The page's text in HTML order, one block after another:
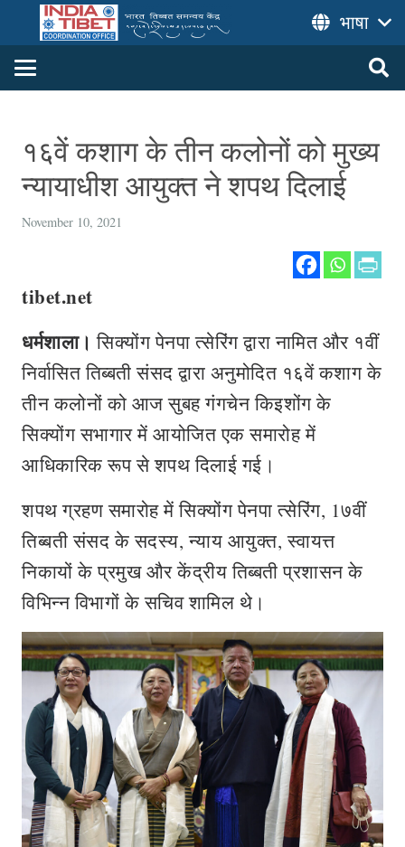
भाषा
१६वें कशाग के तीन कलोनों को मुख्य
न्यायाधीश आयुक्त ने शपथ दिलाई
November 10, 2021
tibet.net
धर्मशाला। सिक्योंग पेनपा त्सेरिंग द्वारा नामित और १वीं
निर्वासित तिब्बती संसद द्वारा अनुमोदित १६वें कशाग के
तीन कलोनों को आज सुबह गंगचेन किइशोंग के
सिक्योंग सभागार में आयोजित एक समारोह में
आधिकारिक रूप से शपथ दिलाई गई।
शपथ ग्रहण समारोह में सिक्योंग पेनपा त्सेरिंग, 1७वीं
तिब्बती संसद के सदस्य, न्याय आयुक्त, स्वायत्त
निकायों के प्रमुख और केंद्रीय तिब्बती प्रशासन के
विभिन्न विभागों के सचिव शामिल थे।